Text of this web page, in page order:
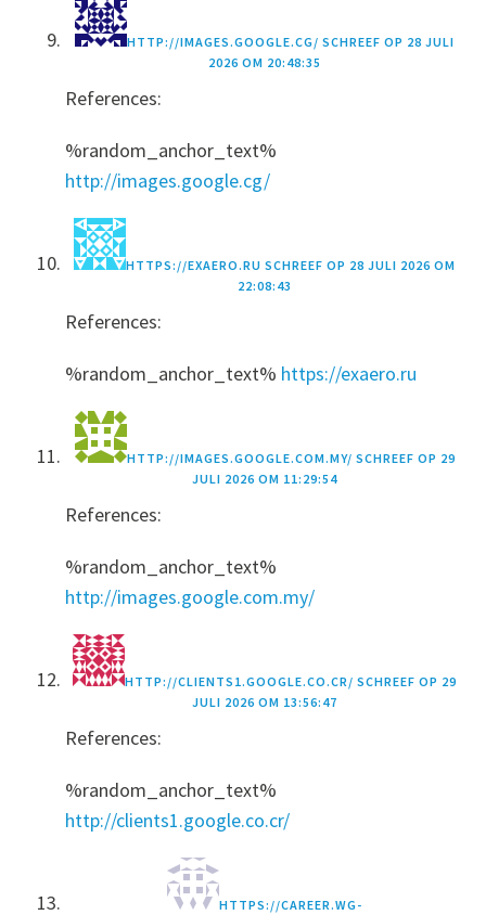
HTTP://IMAGES.GOOGLE.CG/ SCHREEF OP 28 JULI
2026 OM 20:48:35
References:
%random_anchor_text%
http://images.google.cg/
HTTPS://EXAERO.RU SCHREEF OP 28 JULI 2026 OM
22:08:43
References:
%random_anchor_text% https://exaero.ru
HTTP://IMAGES.GOOGLE.COM.MY/ SCHREEF OP 29
JULI 2026 OM 11:29:54
References:
%random_anchor_text%
http://images.google.com.my/
HTTP://CLIENTS1.GOOGLE.CO.CR/ SCHREEF OP 29
JULI 2026 OM 13:56:47
References:
%random_anchor_text%
http://clients1.google.co.cr/
HTTPS://CAREER.WG-